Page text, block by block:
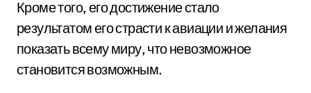
Кроме того, его достижение стало
результатом его страсти к авиации и желания
показать всему миру, что невозможное
становится возможным.